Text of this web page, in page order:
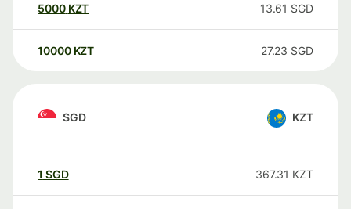
5000 KZT 13.61 SGD
10000 KZT 27.23 SGD
SGD KZT
1 SGD 367.31 KZT